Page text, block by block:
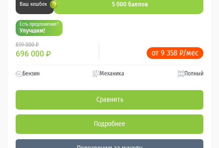
Ваш кешбек 5 000 баллов
Есть предложение?
Улучшим!
819 000 ₽
696 000 ₽ от 9 358 ₽/мес
Бензин Механика Полный
Сравнить
Подробнее